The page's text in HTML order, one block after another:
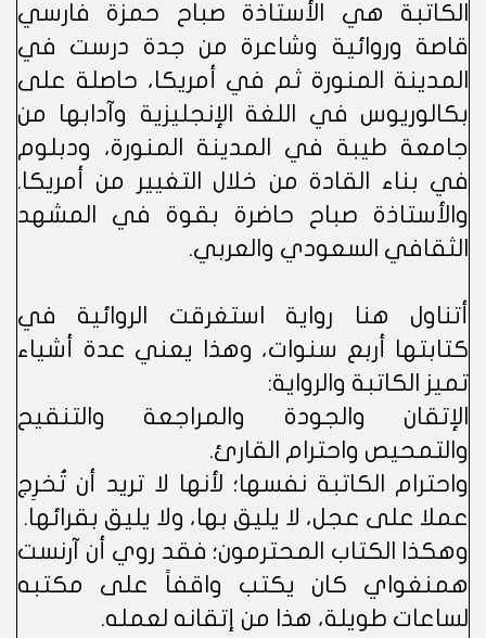
الكاتبة هي الأستاذة صباح حمزة فارسي
قاصة وروائية وشاعرة من جدة درست في
المدينة المنورة ثم في أمريكا، حاصلة على
بكالوريوس في اللغة الإنجليزية وآدابها من
جامعة طيبة في المدينة المنورة، ودبلوم
في بناء القادة من خلال التغيير من أمريكا.
والأستاذة صباح حاضرة بقوة في المشهد
الثقافي السعودي والعربي.
أتناول هنا رواية استغرقت الروائية في
كتابتها أربع سنوات، وهذا يعني عدة أشياء
تميز الكاتبة والرواية:
الإتقان والجودة والمراجعة والتنقيح
والتمحيص واحترام القارئ.
واحترام الكاتبة نفسها؛ لأنها لا تريد أن تُخرِج
عملا على عجل، لا يليق بها، ولا يليق بقرائها.
وهكذا الكتاب المحترمون؛ فقد روي أن آرنست
همنغواي كان يكتب واقفاً على مكتبه
لساعات طويلة، هذا من إتقانه لعمله.